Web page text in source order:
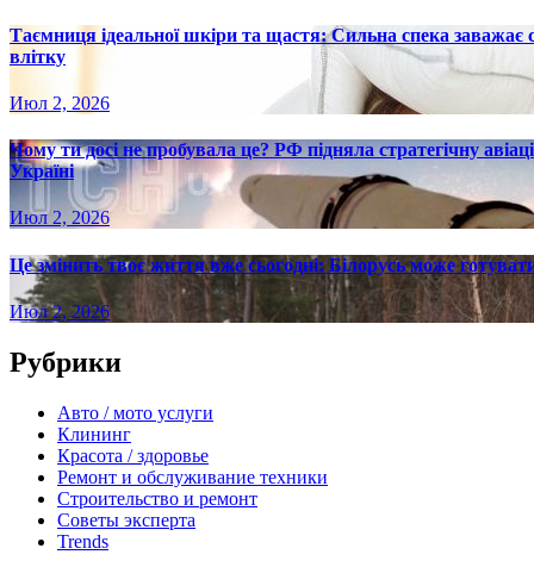
Таємниця ідеальної шкіри та щастя: Сильна спека
влітку
Июл 2, 2026
Чому ти досі не пробувала це? РФ підняла стратегічну
Україні
Июл 2, 2026
Це змінить твоє життя вже сьогодні: Білорусь може
Июл 2, 2026
Рубрики
Авто / мото услуги
Клининг
Красота / здоровье
Ремонт и обслуживание техники
Строительство и ремонт
Советы эксперта
Trends